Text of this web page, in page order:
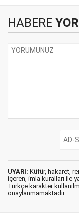
HABERE
UYARI: Küfür, hakaret,
içeren, imla kuralları ile
Türkçe karakter
onaylanmamaktadır.